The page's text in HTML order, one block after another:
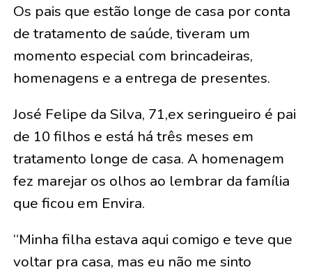
Os pais que estão longe de casa por conta
de tratamento de saúde, tiveram um
momento especial com brincadeiras,
homenagens e a entrega de presentes.
José Felipe da Silva, 71,ex seringueiro é pai
de 10 filhos e está há três meses em
tratamento longe de casa. A homenagem
fez marejar os olhos ao lembrar da família
que ficou em Envira.
“Minha filha estava aqui comigo e teve que
voltar pra casa, mas eu não me sinto